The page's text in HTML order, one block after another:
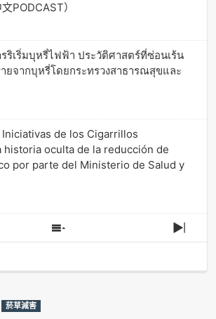
PODCAST）
ริเริ่มบุหรี่ไฟฟ้า ประวัติศาสตร์ที่ซ่อนเร้น
ยจากบุหรี่โดยกระทรวงสาธารณสุขและ
Iniciativas de los Cigarrillos
historia oculta de la reducción de
por parte del Ministerio de Salud y
Show
Next
菸草減害